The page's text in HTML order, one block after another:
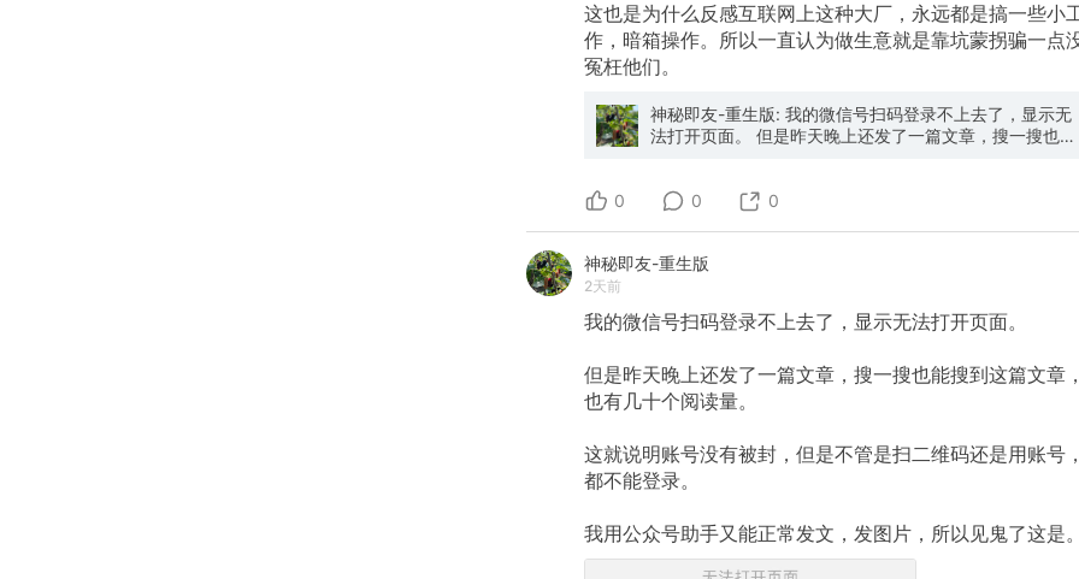
这也是为什么反感互联网上这种大厂，永远都是搞一些小
作，暗箱操作。所以一直认为做生意就是靠坑蒙拐骗一点
冤枉他们。
神秘即友-重生版: 我的微信号扫码登录不上去了，显示无
法打开页面。 但是昨天晚上还发了一篇文章，搜一搜也能
公众号助手又能正常发文，发图片，所以见鬼了这是。
0 0 0
神秘即友-重生版
2天前
我的微信号扫码登录不上去了，显示无法打开页面。
但是昨天晚上还发了一篇文章，搜一搜也能搜到这篇文章，
也有几十个阅读量。
这就说明账号没有被封，但是不管是扫二维码还是用账号，
都不能登录。
我用公众号助手又能正常发文，发图片，所以见鬼了这是。